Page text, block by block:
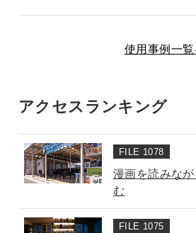
使用事例一覧
アクセスランキング
FILE 1078
漫画を読みな
む
FILE 1075